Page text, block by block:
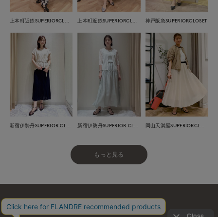
神戸阪急SUPERIORCLOSET
もっと見る